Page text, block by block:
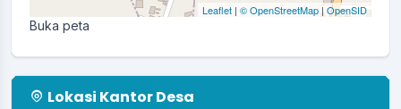
Leaflet | © OpenStreetMap | OpenSID
Buka peta
Lokasi Kantor Desa